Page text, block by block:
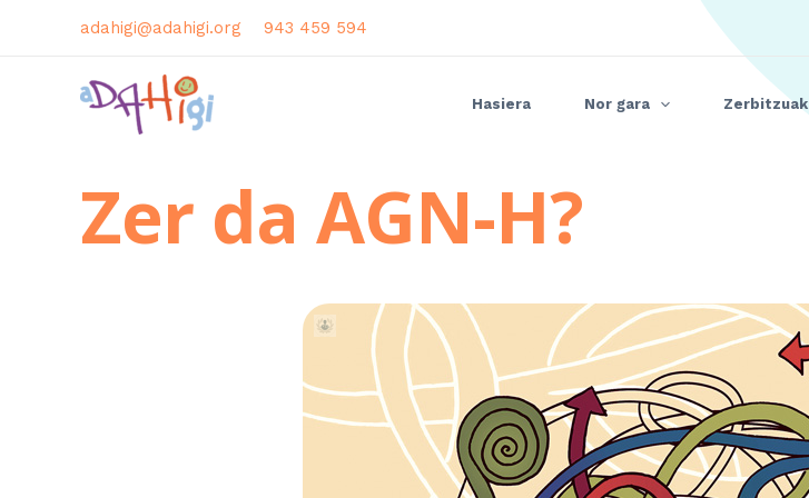
adahigi@adahigi.org 943 459 594
Hasiera Nor gara Zerbitzuak
Zer da AGN-H?